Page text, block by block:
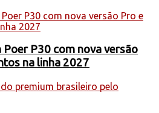
P30 com nova versão
na linha 2027